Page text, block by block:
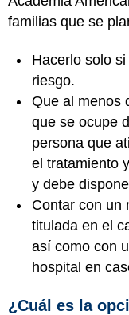
familias que se
Hacerlo solo
riesgo.
Que al menos
que se ocupe
persona que
el tratamiento
y debe
Contar con un
titulada en el
así como con
hospital en
¿Cuál es la